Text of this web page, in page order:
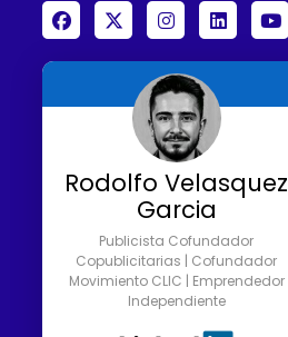
Rodolfo Velasquez
Garcia
Publicista Cofundador
Copublicitarias | Cofundador
Movimiento CLIC | Emprendedor
Independiente